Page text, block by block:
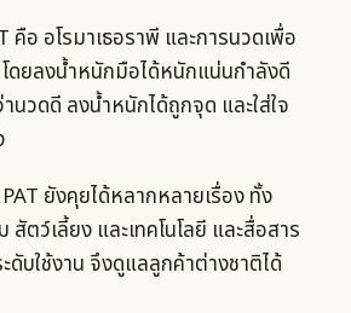
คือ อโรมาเธอราพี และการนวดเพื่อ
ดยลงน้ำหนักมือได้หนักแน่นกำลังดี
นวดดี ลงน้ำหนักได้ถูกจุด และใส่ใจ
ยังคุยได้หลากหลายเรื่อง ทั้ง
สัตว์เลี้ยง และเทคโนโลยี และสื่อสาร
ดับใช้งาน จึงดูแลลูกค้าต่างชาติได้